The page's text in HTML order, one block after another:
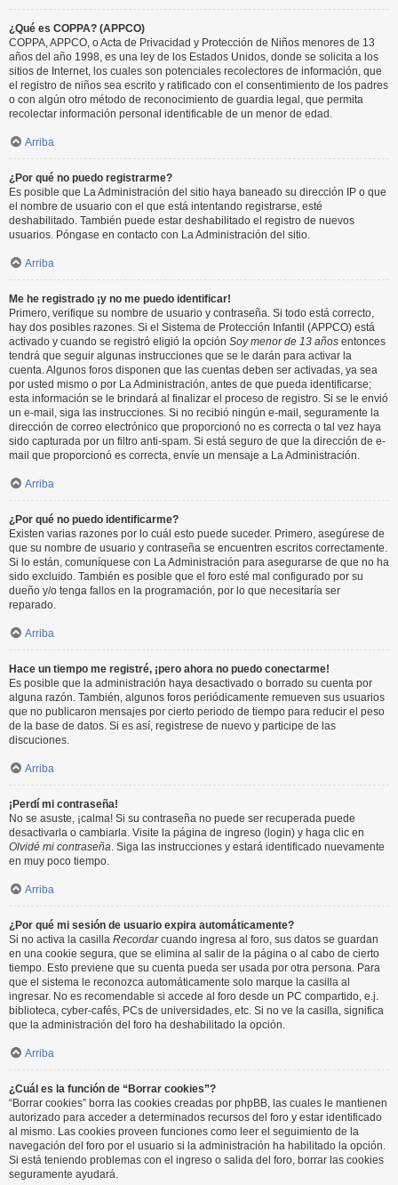
¿Qué es COPPA? (APPCO)
COPPA, APPCO, o Acta de Privacidad y Protección de Niños menores de 13
años del año 1998, es una ley de los Estados Unidos, donde se solicita a los
sitios de Internet, los cuales son potenciales recolectores de información, que
el registro de niños sea escrito y ratificado con el consentimiento de los padres
o con algún otro método de reconocimiento de guardia legal, que permita
recolectar información personal identificable de un menor de edad.
Arriba
¿Por qué no puedo registrarme?
Es posible que La Administración del sitio haya baneado su dirección IP o que
el nombre de usuario con el que está intentando registrarse, esté
deshabilitado. También puede estar deshabilitado el registro de nuevos
usuarios. Póngase en contacto con La Administración del sitio.
Arriba
Me he registrado ¡y no me puedo identificar!
Primero, verifique su nombre de usuario y contraseña. Si todo está correcto,
hay dos posibles razones. Si el Sistema de Protección Infantil (APPCO) está
activado y cuando se registró eligió la opción Soy menor de 13 años entonces
tendrá que seguir algunas instrucciones que se le darán para activar la
cuenta. Algunos foros disponen que las cuentas deben ser activadas, ya sea
por usted mismo o por La Administración, antes de que pueda identificarse;
esta información se le brindará al finalizar el proceso de registro. Si se le envió
un e-mail, siga las instrucciones. Si no recibió ningún e-mail, seguramente la
dirección de correo electrónico que proporcionó no es correcta o tal vez haya
sido capturada por un filtro anti-spam. Si está seguro de que la dirección de e-
mail que proporcionó es correcta, envíe un mensaje a La Administración.
Arriba
¿Por qué no puedo identificarme?
Existen varias razones por lo cuál esto puede suceder. Primero, asegúrese de
que su nombre de usuario y contraseña se encuentren escritos correctamente.
Si lo están, comuníquese con La Administración para asegurarse de que no ha
sido excluido. También es posible que el foro esté mal configurado por su
dueño y/o tenga fallos en la programación, por lo que necesitaría ser
reparado.
Arriba
Hace un tiempo me registré, ¡pero ahora no puedo conectarme!
Es posible que la administración haya desactivado o borrado su cuenta por
alguna razón. También, algunos foros periódicamente remueven sus usuarios
que no publicaron mensajes por cierto periodo de tiempo para reducir el peso
de la base de datos. Si es así, registrese de nuevo y participe de las
discuciones.
Arriba
¡Perdí mi contraseña!
No se asuste, ¡calma! Si su contraseña no puede ser recuperada puede
desactivarla o cambiarla. Visite la página de ingreso (login) y haga clic en
Olvidé mi contraseña. Siga las instrucciones y estará identificado nuevamente
en muy poco tiempo.
Arriba
¿Por qué mi sesión de usuario expira automáticamente?
Si no activa la casilla Recordarcuando ingresa al foro, sus datos se guardan
en una cookie segura, que se elimina al salir de la página o al cabo de cierto
tiempo. Esto previene que su cuenta pueda ser usada por otra persona. Para
que el sistema le reconozca automáticamente solo marque la casilla al
ingresar. No es recomendable si accede al foro desde un PC compartido, e.j.
biblioteca, cyber-cafés, PCs de universidades, etc. Si no ve la casilla, significa
que la administración del foro ha deshabilitado la opción.
Arriba
¿Cuál es la función de “Borrar cookies”?
“Borrar cookies” borra las cookies creadas por phpBB, las cuales le mantienen
autorizado para acceder a determinados recursos del foro y estar identificado
al mismo. Las cookies proveen funciones como leer el seguimiento de la
navegación del foro por el usuario si la administración ha habilitado la opción.
Si está teniendo problemas con el ingreso o salida del foro, borrar las cookies
seguramente ayudará.